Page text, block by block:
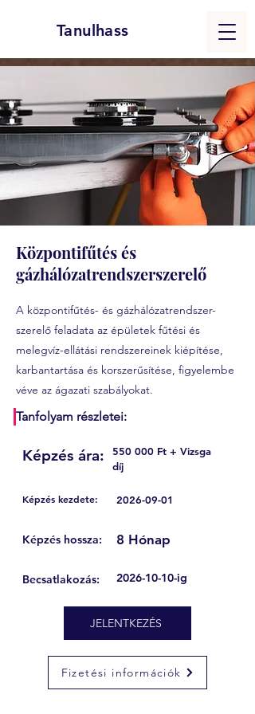
Tanulhass
Központifűtés és
gázhálózatrendszerszerelő
A központifűtés- és gázhálózatrendszer-
szerelő feladata az épületek fűtési és
melegvíz-ellátási rendszereinek kiépítése,
karbantartása és korszerűsítése, figyelembe
véve az ágazati szabályokat.
Tanfolyam részletei:
Képzés ára:
550 000 Ft + Vizsga
díj
Képzés kezdete: 2026-09-01
Képzés hossza: 8 Hónap
Becsatlakozás: 2026-10-10-ig
JELENTKEZÉS
Fizetési információk